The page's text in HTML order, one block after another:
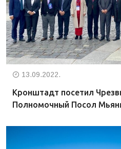
13.09.2022.
Кронштадт посетил
Полномочный Посол